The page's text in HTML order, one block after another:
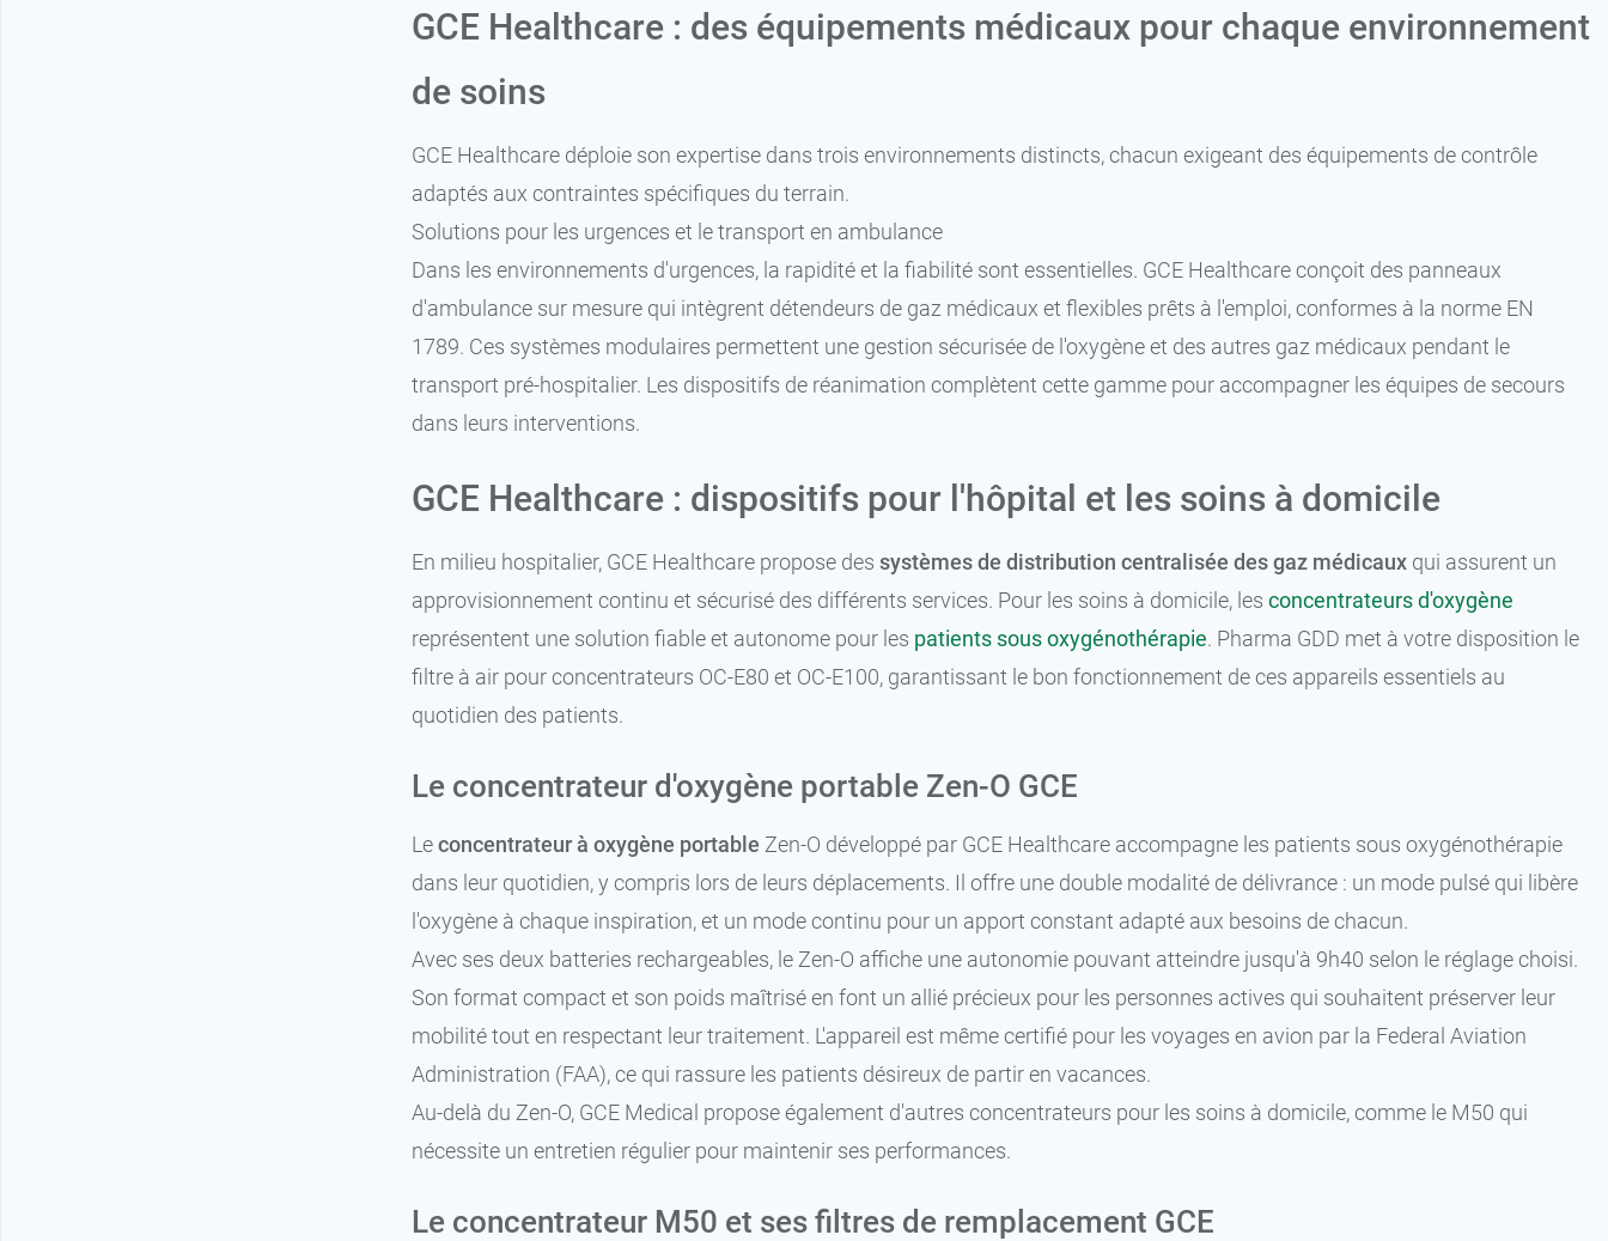
GCE Healthcare : des équipements médicaux pour chaque environnement
de soins
GCE Healthcare déploie son expertise dans trois environnements distincts, chacun exigeant des équipements de contrôle
adaptés aux contraintes spécifiques du terrain.
Solutions pour les urgences et le transport en ambulance
Dans les environnements d'urgences, la rapidité et la fiabilité sont essentielles. GCE Healthcare conçoit des panneaux
d'ambulance sur mesure qui intègrent détendeurs de gaz médicaux et flexibles prêts à l'emploi, conformes à la norme EN
1789. Ces systèmes modulaires permettent une gestion sécurisée de l'oxygène et des autres gaz médicaux pendant le
transport pré-hospitalier. Les dispositifs de réanimation complètent cette gamme pour accompagner les équipes de secours
dans leurs interventions.
GCE Healthcare : dispositifs pour l'hôpital et les soins à domicile
En milieu hospitalier, GCE Healthcare propose des systèmes de distribution centralisée des gaz médicauxqui assurent un
approvisionnement continu et sécurisé des différents services. Pour les soins à domicile, les concentrateurs d'oxygène
représentent une solution fiable et autonome pour les patients sous oxygénothérapie. Pharma GDD met à votre disposition le
filtre à air pour concentrateurs OC-E80 et OC-E100, garantissant le bon fonctionnement de ces appareils essentiels au
quotidien des patients.
Le concentrateur d'oxygène portable Zen-O GCE
Leconcentrateur à oxygène portable Zen-O développé par GCE Healthcare accompagne les patients sous oxygénothérapie
dans leur quotidien, y compris lors de leurs déplacements. Il offre une double modalité de délivrance : un mode pulsé qui libère
l'oxygène à chaque inspiration, et un mode continu pour un apport constant adapté aux besoins de chacun.
Avec ses deux batteries rechargeables, le Zen-O affiche une autonomie pouvant atteindre jusqu'à 9h40 selon le réglage choisi.
Son format compact et son poids maîtrisé en font un allié précieux pour les personnes actives qui souhaitent préserver leur
mobilité tout en respectant leur traitement. L'appareil est même certifié pour les voyages en avion par la Federal Aviation
Administration (FAA), ce qui rassure les patients désireux de partir en vacances.
Au-delà du Zen-O, GCE Medical propose également d'autres concentrateurs pour les soins à domicile, comme le M50 qui
nécessite un entretien régulier pour maintenir ses performances.
Le concentrateur M50 et ses filtres de remplacement GCE